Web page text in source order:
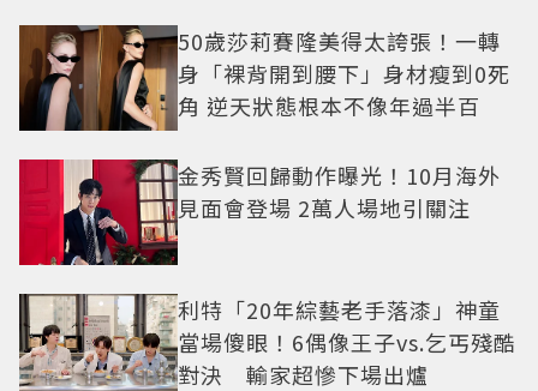
50歲莎莉賽隆美得太誇張！一轉
身「裸背開到腰下」身材瘦到0死
角 逆天狀態根本不像年過半百
金秀賢回歸動作曝光！10月海外
見面會登場 2萬人場地引關注
利特「20年綜藝老手落漆」神童
當場傻眼！6偶像王子vs.乞丐殘酷
對決 輸家超慘下場出爐